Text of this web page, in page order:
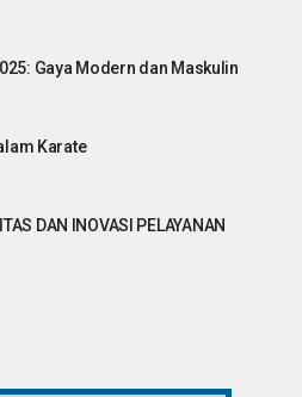
Gaya Modern dan Maskulin
Karate
DAN INOVASI PELAYANAN